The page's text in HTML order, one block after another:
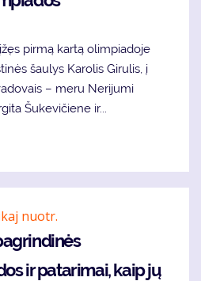
pirmą kartą olimpiadoje
šaulys Karolis Girulis, į
– meru Nerijumi
Šukevičiene ir...
ir patarimai, kaip jų